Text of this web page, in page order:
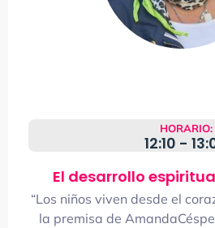
HORARIO:
12:10 -
El desarrollo
“Los niños viven desde el
la premisa de